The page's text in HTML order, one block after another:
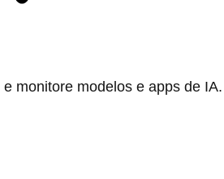
monitore modelos e apps de IA.